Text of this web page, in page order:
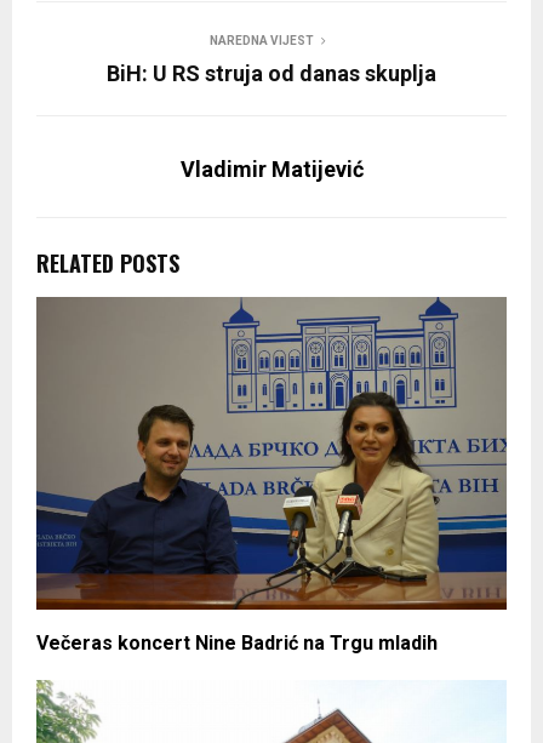
NAREDNA VIJEST
BiH: U RS struja od danas skuplja
Vladimir Matijević
RELATED POSTS
Večeras koncert Nine Badrić na Trgu mladih